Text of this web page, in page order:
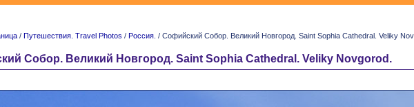
/ Путешествия. Travel Photos / Россия. / Софийский Собор. Великий Новгород. Saint Sophia Cathedral. Veliky
Собор. Великий Новгород. Saint Sophia Cathedral. Veliky Novgorod.